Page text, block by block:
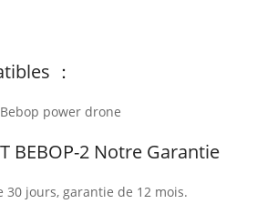
：
power drone
BEBOP-2 Notre Garantie
30 jours, garantie de 12 mois.